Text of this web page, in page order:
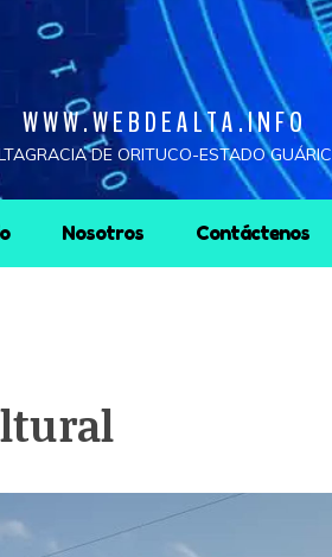
WWW.WEBDEALTA.INFO
DE ORITUCO-ESTADO
Nosotros Contáctenos